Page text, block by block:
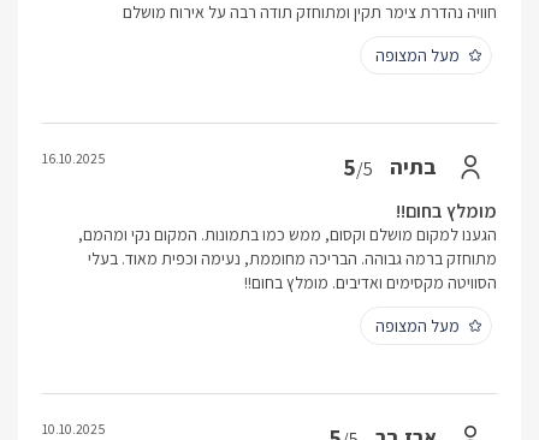
חוויה נהדרת צימר תקין ומתוחזק תודה רבה על אירוח מושלם
מעל המצופה
בתיה 5/5
16.10.2025
מומלץ בחום!!
הגענו למקום מושלם וקסום, ממש כמו בתמונות. המקום נקי ומהמם,
מתוחזק ברמה גבוהה. הבריכה מחוממת, נעימה וכפית מאוד. בעלי
הסוויטה מקסימים ואדיבים. מומלץ בחום!!
מעל המצופה
10.10.2025